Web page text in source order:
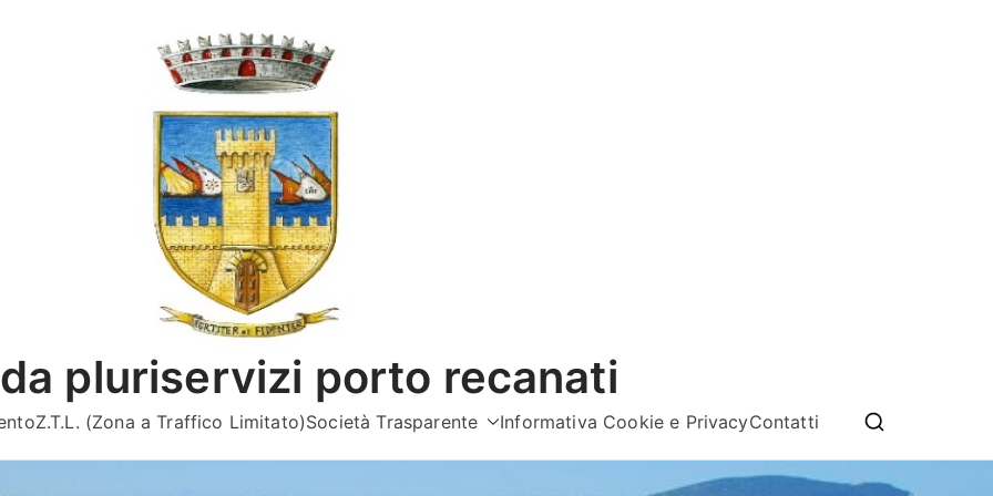
pluriservizi porto recanati
Z.T.L. (Zona a Traffico Limitato)Società Trasparente Informativa Cookie e PrivacyContatti